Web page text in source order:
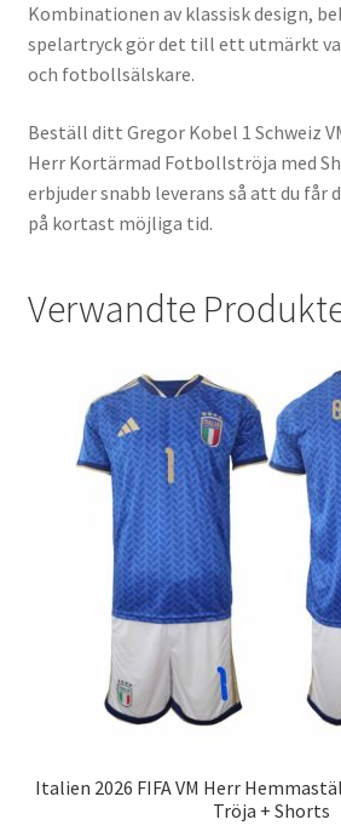
Kombinationen av klassisk design,
spelartryck gör det till ett utmärkt
och fotbollsälskare.
Beställ ditt Gregor Kobel 1 Schweiz
Herr Kortärmad Fotbollströja med
erbjuder snabb leverans så att du
på kortast möjliga tid.
Verwandte
Italien 2026 FIFA VM Herr
Tröja + Shorts